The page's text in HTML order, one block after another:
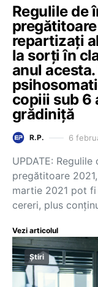
Regulile de
repartizați
la sorți în
anul
copiii sub 6
grădiniță
R.P. 6
UPDATE:
pregătitoare
martie 2021 pot
cereri, plus
Vezi articolul
Știri